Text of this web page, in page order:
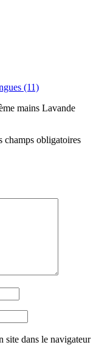
(11)
mains Lavande
champs obligatoires
site dans le navigateur